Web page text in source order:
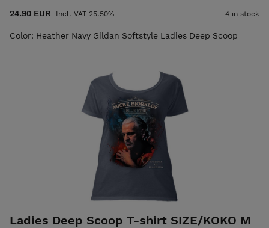
24.90 EUR Incl. VAT 25.50% 4 in stock
Color: Heather Navy Gildan Softstyle Ladies Deep Scoop
Ladies Deep Scoop T-shirt SIZE/KOKO M